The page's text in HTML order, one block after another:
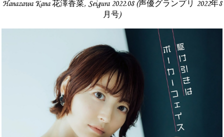
Hanazawa Kana 花澤香菜, Seigura 2022.08 (声優グランプリ 2022年8
月号)